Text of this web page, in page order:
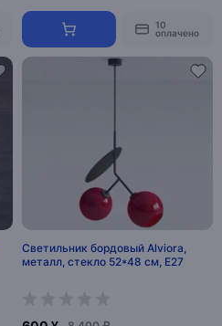
10
оплачено
Светильник бордовый Alviora,
металл, стекло 52*48 см, Е27